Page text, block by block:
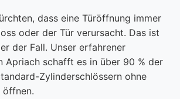
dass eine Türöffnung immer
oder der Tür verursacht. Das ist
der Fall. Unser erfahrener
Apriach schafft es in über 90 % der
Zylinderschlössern ohne
öffnen.